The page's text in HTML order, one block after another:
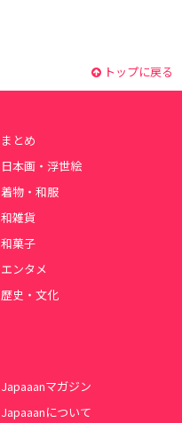
トップに戻る
まとめ
日本画・浮世絵
着物・和服
和雑貨
和菓子
エンタメ
歴史・文化
Japaaanマガジン
Japaaanについて